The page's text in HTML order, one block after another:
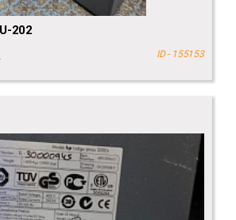
202
ID - 155153